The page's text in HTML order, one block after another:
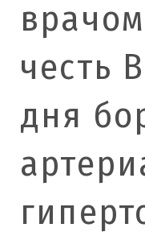
честь
дня